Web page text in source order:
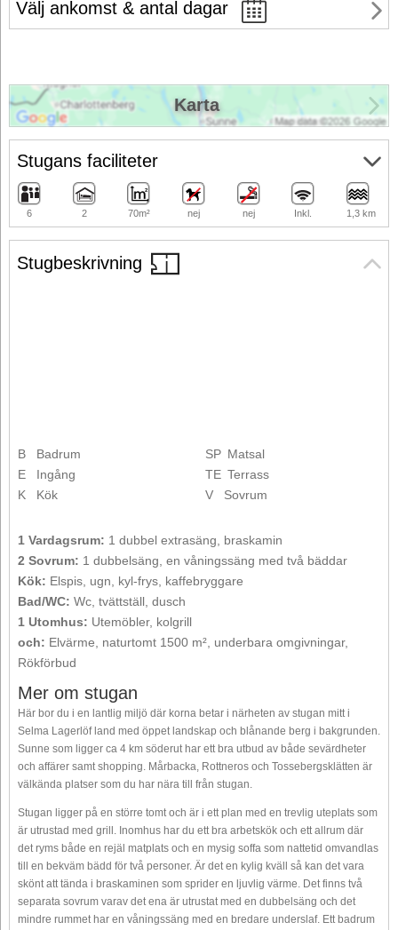
Välj ankomst & antal dagar
Stugbeskrivning
B
Badrum
E
Ingång
K
Kök
SP Matsal
TE Terrass
V
Sovrum
1 Vardagsrum: 1 dubbel extrasäng, braskamin
2 Sovrum: 1 dubbelsäng, en våningssäng med två bäddar
Kök: Elspis, ugn, kyl-frys, kaffebryggare
Bad/WC: Wc, tvättställ, dusch
1 Utomhus: Utemöbler, kolgrill
och: Elvärme, naturtomt 1500 m², underbara omgivningar,
Rökförbud
Mer om stugan
Här bor du i en lantlig miljö där korna betar i närheten av stugan mitt i
Selma Lagerlöf land med öppet landskap och blånande berg i bakgrunden.
Sunne som ligger ca 4 km söderut har ett bra utbud av både sevärdheter
och affärer samt shopping. Mårbacka, Rottneros och Tossebergsklätten är
välkända platser som du har nära till från stugan.
Stugan ligger på en större tomt och är i ett plan med en trevlig uteplats som
är utrustad med grill. Inomhus har du ett bra arbetskök och ett allrum där
det ryms både en rejäl matplats och en mysig soffa som nattetid omvandlas
till en bekväm bädd för två personer. Är det en kylig kväll så kan det vara
skönt att tända i braskaminen som sprider en ljuvlig värme. Det finns två
separata sovrum varav det ena är utrustat med en dubbelsäng och det
mindre rummet har en våningssäng med en bredare underslaf. Ett badrum
Stugans faciliteter
6 2 70m² nej nej Inkl. 1,3 km
Karta